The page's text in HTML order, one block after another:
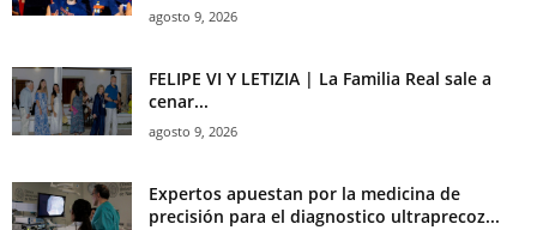
agosto 9, 2026
FELIPE VI Y LETIZIA | La Familia Real sale a
cenar...
agosto 9, 2026
Expertos apuestan por la medicina de
precisión para el diagnostico ultraprecoz...